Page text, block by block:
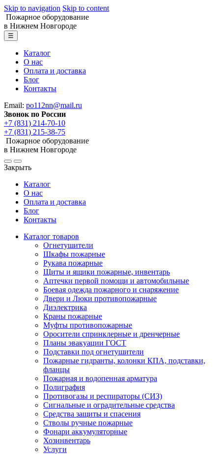
Skip to navigation Skip to content
Пожарное оборудование
в Нижнем Новгороде
☰
Каталог
О нас
Оплата и доставка
Блог
Контакты
Email: po112nn@mail.ru
Звонок по России
+7 (831) 214-70-10
+7 (831) 215-38-75
Пожарное оборудование
в Нижнем Новгороде
Закрыть
Каталог
О нас
Оплата и доставка
Блог
Контакты
Каталог товаров
Огнетушители
Шкафы пожарные
Рукава пожарные
Щиты и ящики пожарные, инвентарь
Аптечки первой помощи и автомобильные
Боевая одежда пожарного и снаряжение
Двери и Люки противопожарные
Диэлектрика
Краны пожарные
Муфты противопожарные
Оросители спринклерные и дренчерные
Планы эвакуации ГОСТ
Подставки под огнетушители
Пожарные гидранты, колонки КПА, подставки,
фланцы
Пожарная и водопенная арматура
Полиграфия
Противогазы и респираторы (СИЗ)
Сигнальные и оградительные средства
Средства защиты и спасения
Стволы ручные пожарные
Фонари аккумуляторные
Хозинвентарь
Услуги